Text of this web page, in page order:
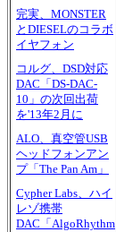
完実、MONSTER
とDIESELのコラボ
イヤフォン
コルグ、DSD対応
DAC「DS-DAC-
10」の次回出荷
を'13年2月に
ALO、真空管USB
ヘッドフォンアン
プ「The Pan Am」
Cypher Labs、ハイ
レゾ携帯
DAC「AlgoRhythm